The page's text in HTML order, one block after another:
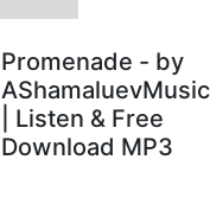
Promenade - by
AShamaluevMusic
| Listen & Free
Download MP3